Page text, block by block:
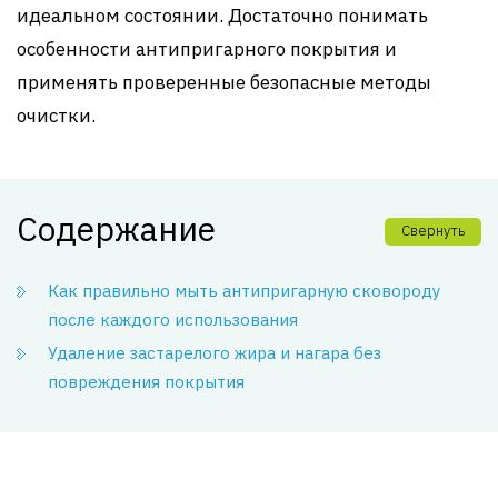
идеальном состоянии. Достаточно понимать
особенности антипригарного покрытия и
применять проверенные безопасные методы
очистки.
Содержание Свернуть
Как правильно мыть антипригарную сковороду
после каждого использования
Удаление застарелого жира и нагара без
повреждения покрытия